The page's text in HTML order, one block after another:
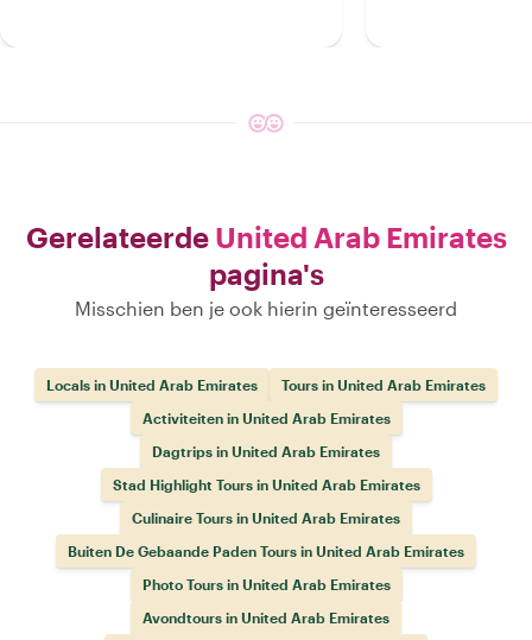
Gerelateerde United Arab Emirates
pagina's
Misschien ben je ook hierin geïnteresseerd
Locals in United Arab Emirates
Tours in United Arab Emirates
Activiteiten in United Arab Emirates
Dagtrips in United Arab Emirates
Stad Highlight Tours in United Arab Emirates
Culinaire Tours in United Arab Emirates
Buiten De Gebaande Paden Tours in United Arab Emirates
Photo Tours in United Arab Emirates
Avondtours in United Arab Emirates